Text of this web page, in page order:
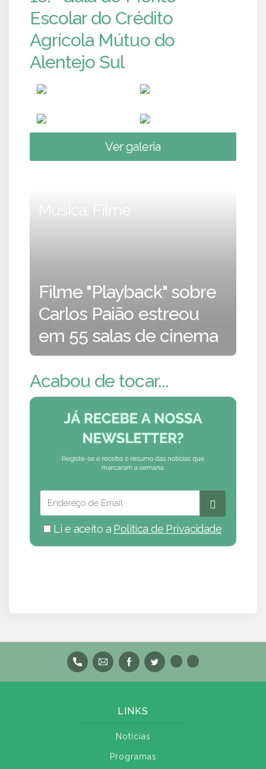
Escolar do Crédito
Agrícola Mútuo do
Alentejo Sul
Ver galeria
Música, Filme
Filme "Playback" sobre
Carlos Paião estreou
em 55 salas de cinema
Acabou de tocar...
Li e aceito a Política de Privacidade
LINKS
Notícias
Programas